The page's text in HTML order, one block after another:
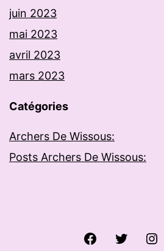
juin 2023
mai 2023
avril 2023
mars 2023
Catégories
Archers De Wissous:
Posts Archers De Wissous:
FacebookTwitter